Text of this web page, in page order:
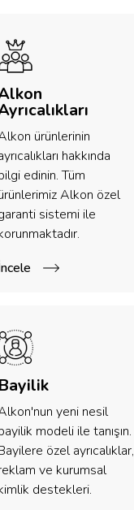
ürünlerinin
hakkında
edinin. Tüm
Alkon özel
sistemi ile
Bayilik
yeni nesil
modeli ile tanışın.
özel ayrıcalıklar,
ve kurumsal
destekleri.